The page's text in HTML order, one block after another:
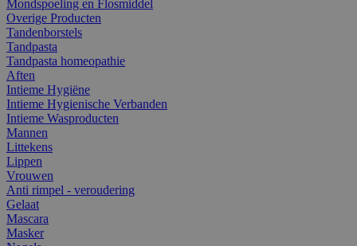
Mondspoeling en Flosmiddel
Overige Producten
Tandenborstels
Tandpasta
Tandpasta homeopathie
Aften
Intieme Hygiëne
Intieme Hygienische Verbanden
Intieme Wasproducten
Mannen
Littekens
Lippen
Vrouwen
Anti rimpel - veroudering
Gelaat
Mascara
Masker